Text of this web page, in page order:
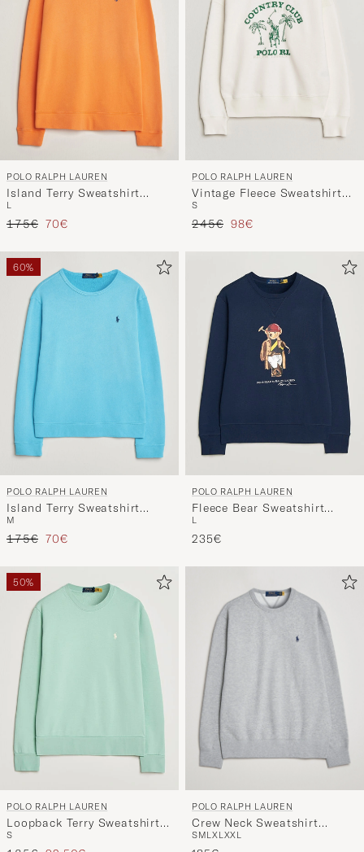
POLO RALPH LAUREN
Island Terry Sweatshirt
Resort Orange
L
Regulärer Preis
175€ Reduzierter Preis
70€
POLO RALPH LAUREN
Vintage Fleece Sweatshirt
Nevis
S
Regulärer Preis
245€ Reduzierter Preis
98€
60%
POLO RALPH LAUREN
Island Terry Sweatshirt
Perfect Turqoise
M
Regulärer Preis
175€ Reduzierter Preis
70€
POLO RALPH LAUREN
Fleece Bear Sweatshirt
Newport Navy
L
235€
50%
POLO RALPH LAUREN
Loopback Terry Sweatshirt
Celadon
S
POLO RALPH LAUREN
Crew Neck Sweatshirt
Andover Heather
SMLXLXXL